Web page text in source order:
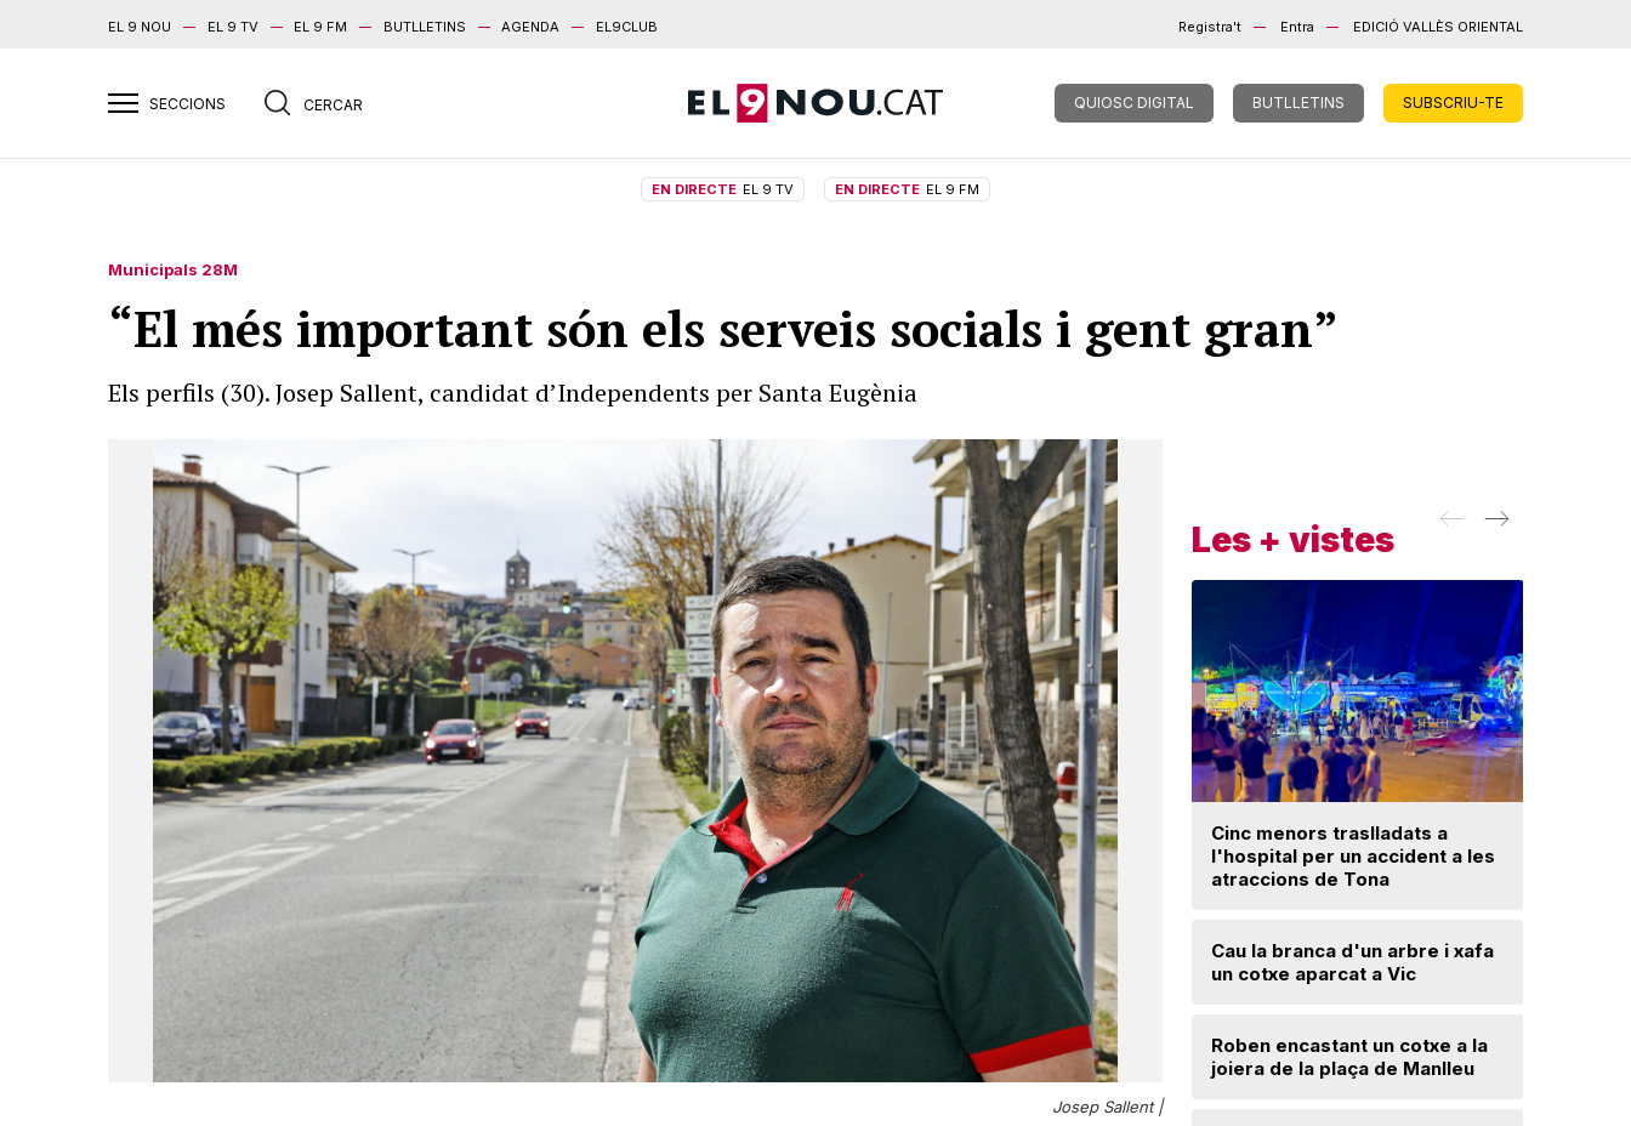
EL 9 NOU EL 9 TV EL 9 FM BUTLLETINS AGENDA EL9CLUB Registra't Entra EDICIÓ VALLÈS ORIENTAL
QUIOSC DIGITAL BUTLLETINS SUBSCRIU-TE
EN DIRECTE EL 9 TV EN DIRECTE EL 9 FM
Municipals 28M
“El més important són els serveis socials i gent gran”
Els perfils (30). Josep Sallent, candidat d’Independents per Santa Eugènia
Josep Sallent |
Les + vistes
Cinc menors traslladats a
l'hospital per un accident a les
atraccions de Tona
Cau la branca d'un arbre i xafa
un cotxe aparcat a Vic
Roben encastant un cotxe a la
joiera de la plaça de Manlleu